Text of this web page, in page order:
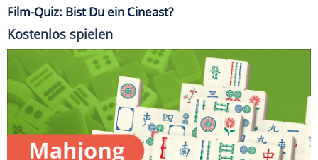
Film-Quiz: Bist Du ein Cineast?
Kostenlos spielen